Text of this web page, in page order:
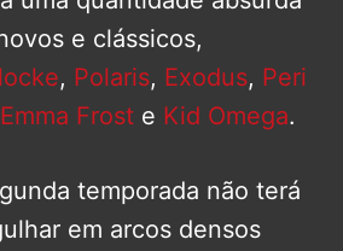
e clássicos,
, Polaris, Exodus, Peri
Emma Frost e Kid Omega.
temporada não terá
em arcos densos